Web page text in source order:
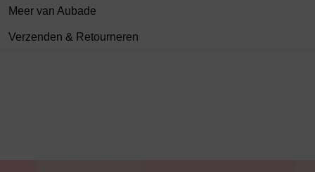
Meer van Aubade
Verzenden & Retourneren